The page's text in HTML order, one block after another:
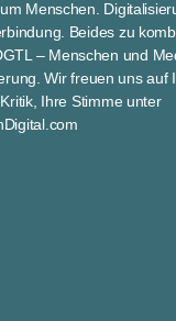
Menschen.
Beides zu
– Menschen und
Wir freuen uns auf
Ihre Stimme unter